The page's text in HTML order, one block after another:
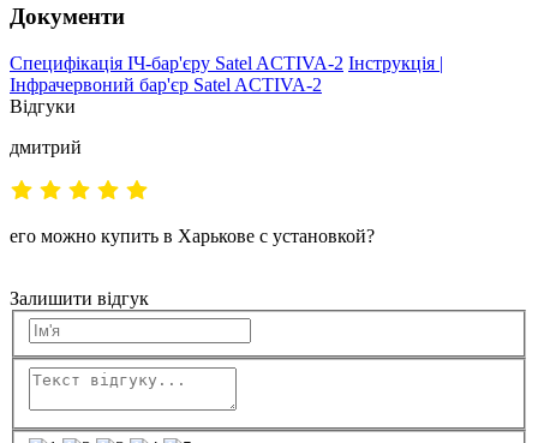
Документи
Специфікація ІЧ-бар'єру Satel ACTIVA-2 Інструкція |
Інфрачервоний бар'єр Satel ACTIVA-2
Відгуки
дмитрий
его можно купить в Харькове с установкой?
Залишити відгук